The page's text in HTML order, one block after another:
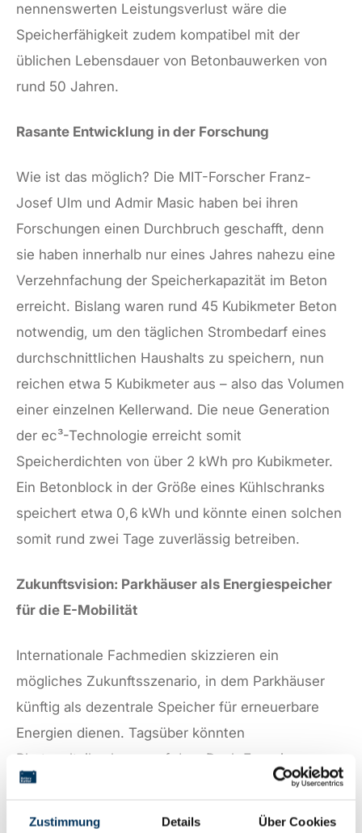
Zustimmung Details Über Cookies
nennenswerten Leistungsverlust wäre die
Speicherfähigkeit zudem kompatibel mit der
üblichen Lebensdauer von Betonbauwerken von
rund 50 Jahren.
Rasante Entwicklung in der Forschung
Wie ist das möglich? Die MIT-Forscher Franz-
Josef Ulm und Admir Masic haben bei ihren
Forschungen einen Durchbruch geschafft, denn
sie haben innerhalb nur eines Jahres nahezu eine
Verzehnfachung der Speicherkapazität im Beton
erreicht. Bislang waren rund 45 Kubikmeter Beton
notwendig, um den täglichen Strombedarf eines
durchschnittlichen Haushalts zu speichern, nun
reichen etwa 5 Kubikmeter aus – also das Volumen
einer einzelnen Kellerwand. Die neue Generation
der ec³-Technologie erreicht somit
Speicherdichten von über 2 kWh pro Kubikmeter.
Ein Betonblock in der Größe eines Kühlschranks
speichert etwa 0,6 kWh und könnte einen solchen
somit rund zwei Tage zuverlässig betreiben.
Zukunftsvision: Parkhäuser als Energiespeicher
für die E-Mobilität
Internationale Fachmedien skizzieren ein
mögliches Zukunftsszenario, in dem Parkhäuser
künftig als dezentrale Speicher für erneuerbare
Energien dienen. Tagsüber könnten
Photovoltaikanlagen auf dem Dach Energie
erzeugen und in der leitfähigen Betonstruktur
speichern; nachts würde diese Energie dann an